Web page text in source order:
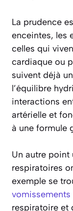
La prudence
enceintes, les
celles qui
cardiaque ou
suivent déjà
l’équilibre
interactions
artérielle et
à une formule
Un autre point
respiratoires
exemple se
vomissements
respiratoire et